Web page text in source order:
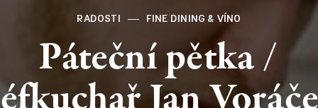
RADOSTI FINE DINING & VÍNO
Pátečnípětka/